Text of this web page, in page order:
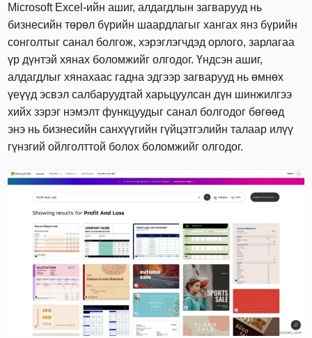
Microsoft Excel-ийн ашиг, алдагдлын загварууд нь
бизнесийн төрөл бүрийн шаардлагыг хангах янз бүрийн
сонголтыг санал болгож, хэрэглэгчдэд орлого, зарлагаа
үр дүнтэй хянах боломжийг олгодог. Үндсэн ашиг,
алдагдлыг хянахаас гадна эдгээр загварууд нь өмнөх
үеүүд эсвэл салбаруудтай харьцуулсан дүн шинжилгээ
хийх зэрэг нэмэлт функцуудыг санал болгодог бөгөөд
энэ нь бизнесийн санхүүгийн гүйцэтгэлийн талаар илүү
гүнзгий ойлголттой болох боломжийг олгодог.